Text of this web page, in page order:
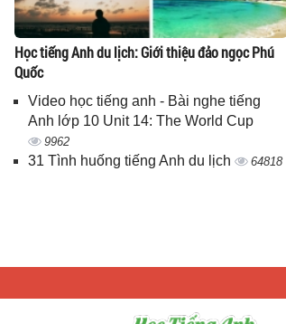
Học tiếng Anh du lịch: Giới thiệu đảo ngọc Phú
Quốc
Video học tiếng anh - Bài nghe tiếng
Anh lớp 10 Unit 14: The World Cup
9962
31 Tình huống tiếng Anh du lịch 64818